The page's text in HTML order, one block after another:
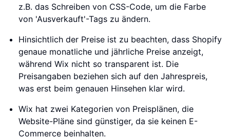
z.B. das Schreiben von CSS-Code, um die Farbe
von 'Ausverkauft'-Tags zu ändern.
Hinsichtlich der Preise ist zu beachten, dass Shopify
genaue monatliche und jährliche Preise anzeigt,
während Wix nicht so transparent ist. Die
Preisangaben beziehen sich auf den Jahrespreis,
was erst beim genauen Hinsehen klar wird.
Wix hat zwei Kategorien von Preisplänen, die
Website-Pläne sind günstiger, da sie keinen E-
Commerce beinhalten.